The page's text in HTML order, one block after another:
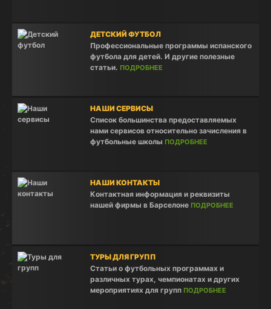
ДЕТСКИЙ ФУТБОЛ
Профессиональные программы испанского
футбола для детей. И другие полезные
статьи. ПОДРОБНЕЕ
НАШИ СЕРВИСЫ
Список большинства предоставляемых
нами сервисов относительно зачисления в
футбольные школы ПОДРОБНЕЕ
НАШИ КОНТАКТЫ
Контактная информация и реквизиты
нашей фирмы в Барселоне ПОДРОБНЕЕ
ТУРЫ ДЛЯ ГРУПП
Статьи о футбольных программах и
различных турах, чемпионатах и других
мероприятиях для групп ПОДРОБНЕЕ